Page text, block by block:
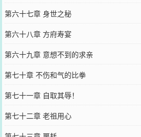
第六十七章 身世之秘
第六十八章 方府寿宴
第六十九章 意想不到的求亲
第七十章 不伤和气的比拳
第七十一章 自取其辱！
第七十二章 老祖用心